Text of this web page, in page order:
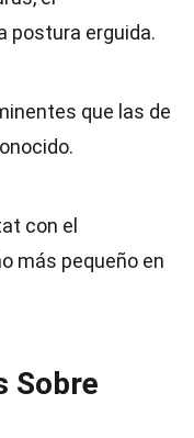
postura erguida.
que las de
con el
más pequeño en
Sobre